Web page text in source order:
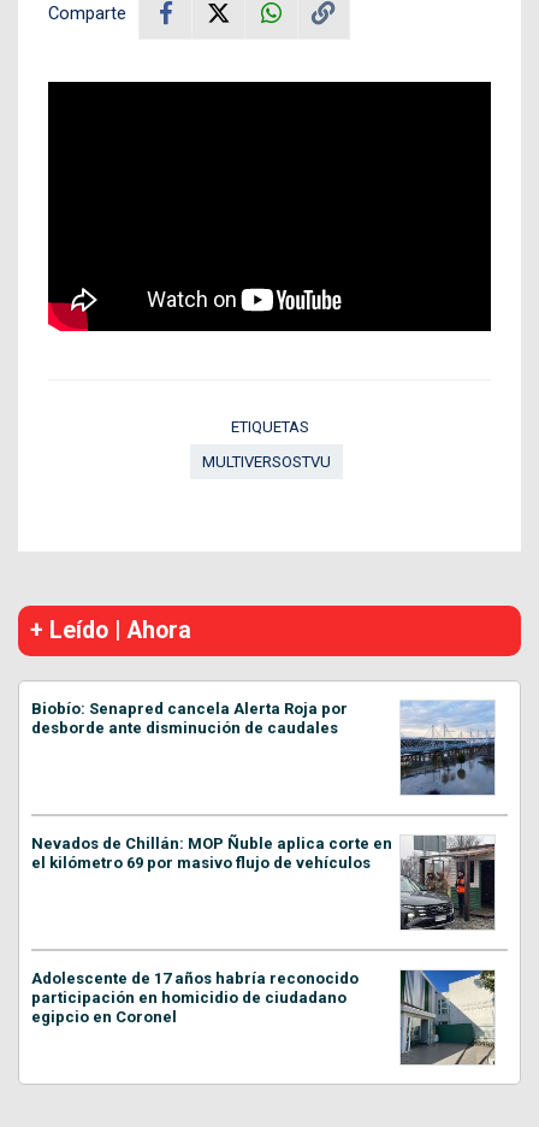
Comparte
ETIQUETAS
MULTIVERSOSTVU
+ Leído | Ahora
Biobío: Senapred cancela Alerta Roja por
desborde ante disminución de caudales
Nevados de Chillán: MOP Ñuble aplica corte en
el kilómetro 69 por masivo flujo de vehículos
Adolescente de 17 años habría reconocido
participación en homicidio de ciudadano
egipcio en Coronel